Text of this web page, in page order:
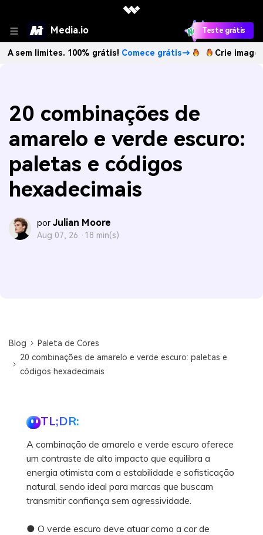
Media.io Teste grátis
100% grátis!Comece grátis→ Crie imagens com
20 combinações de
amarelo e verde escuro:
paletas e códigos
hexadecimais
por Julian Moore
Aug 07, 26 · 18 min(s)
Blog
Paleta de Cores
20 combinações de amarelo e verde escuro: paletas e
códigos hexadecimais
TL;DR:
A combinação de amarelo e verde escuro oferece
um contraste de alto impacto que equilibra a
energia otimista com a estabilidade e sofisticação
natural, sendo ideal para marcas que buscam
transmitir confiança sem agressividade.
● O verde escuro deve atuar como a cor de